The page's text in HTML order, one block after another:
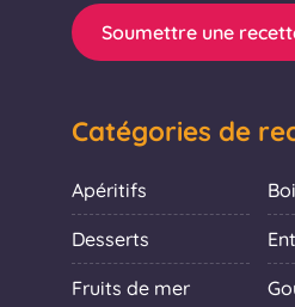
Soumettre une
Catégories de
Apéritifs
Desserts
Fruits de mer